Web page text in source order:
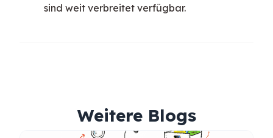
sind weit verbreitet verfügbar.
Weitere Blogs